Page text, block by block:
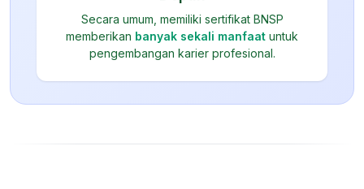
Secara umum, memiliki sertifikat BNSP
memberikan banyak sekali manfaat untuk
pengembangan karier profesional.